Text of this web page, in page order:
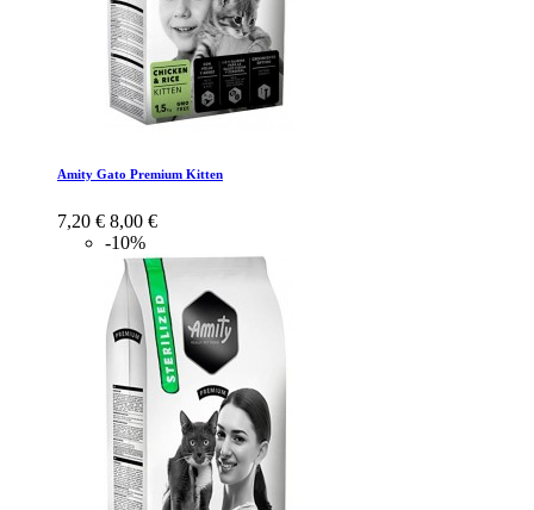
Amity Gato Premium Kitten
7,20 € 8,00 €
-10%